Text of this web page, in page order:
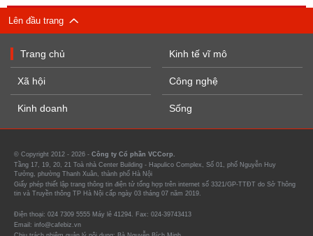
Lên đầu trang
Trang chủ
Xã hội
Kinh doanh
Kinh tế vĩ mô
Công nghệ
Sống
© Copyright 2012 - 2026 - Công ty Cổ phần VCCorp.
Tầng 17, 19, 20, 21 Toà nhà Center Building - Hapulico Complex, Số 01, phố Nguyễn Huy
Tưởng, phường Thanh Xuân, thành phố Hà Nội
Giấy phép thiết lập trang thông tin điện tử tổng hợp trên internet số 3321/GP-TTĐT do Sở Thông
tin và Truyền thông TP Hà Nội cấp ngày 03 tháng 07 năm 2019.
Điện thoại: 024 7309 5555 Máy lẻ 41294. Fax: 024-39743413
Email: info@cafebiz.vn